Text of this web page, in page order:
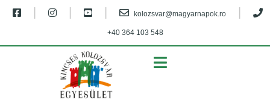
kolozsvar@magyarnapok.ro
+40 364 103 548